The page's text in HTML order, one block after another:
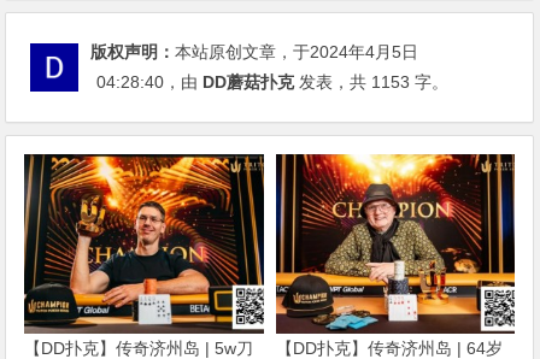
版权声明：本站原创文章，于2024年4月5日
04:28:40 ，由 DD蘑菇扑克发表，共 1153 字。
【DD扑克】传奇济州岛 | 5w刀
【DD扑克】传奇济州岛 | 64岁